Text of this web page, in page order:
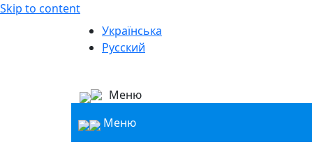
Skip to content
Українська
Русский
Меню
Меню